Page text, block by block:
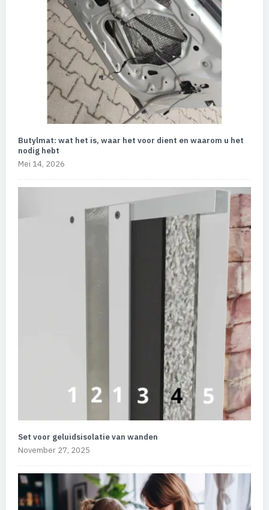
Butylmat: wat het is, waar het voor dient en waarom u het
nodig hebt
Mei 14, 2026
Set voor geluidsisolatie van wanden
November 27, 2025